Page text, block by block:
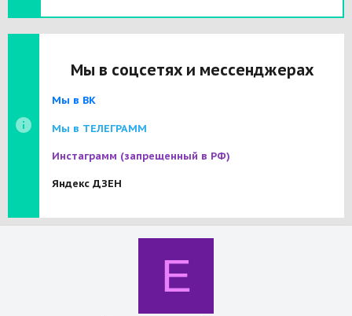
Мы в соцсетях и мессенджерах
Мы в ВК
Мы в ТЕЛЕГРАММ
Инстаграмм (запрещенный в РФ)
Яндекс ДЗЕН
Е